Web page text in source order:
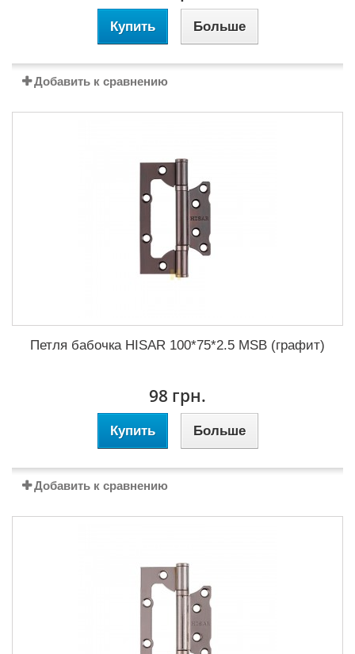
Купить Больше
Добавить к сравнению
Петля бабочка HISAR 100*75*2.5 MSB (графит)
98 грн.
Купить Больше
Добавить к сравнению